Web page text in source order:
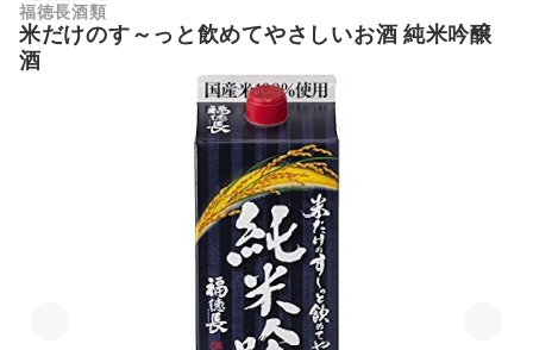
福徳長酒類
米だけのす～っと飲めてやさしいお酒 純米吟醸
酒